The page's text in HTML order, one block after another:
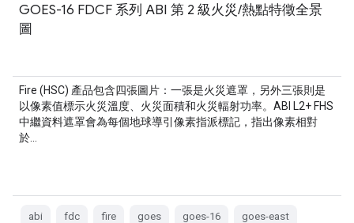
GOES-16 FDCF 系列 ABI 第 2 級火災/熱點特徵全景
圖
Fire (HSC) 產品包含四張圖片：一張是火災遮罩，另外三張則是
以像素值標示火災溫度、火災面積和火災輻射功率。ABI L2+ FHS
中繼資料遮罩會為每個地球導引像素指派標記，指出像素相對
於…
abi fdc fire goes goes-16 goes-east